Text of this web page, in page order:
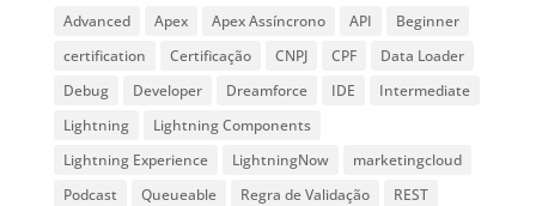
Advanced Apex Apex Assíncrono API
Beginner
certification
Certificação CNPJ CPF
Data Loader
Debug
Developer Dreamforce IDE
Intermediate
Lightning
Lightning Components
Lightning Experience
LightningNow
marketingcloud
Podcast
Queueable Regra de Validação
REST